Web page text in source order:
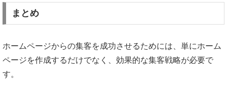
まとめ
ホームページからの集客を成功させるためには、単にホーム
ページを作成するだけでなく、効果的な集客戦略が必要で
す。